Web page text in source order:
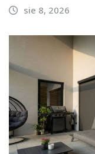
sie 8, 2026